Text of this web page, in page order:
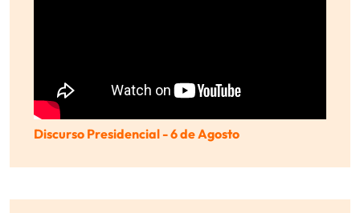
Discurso Presidencial - 6 de Agosto